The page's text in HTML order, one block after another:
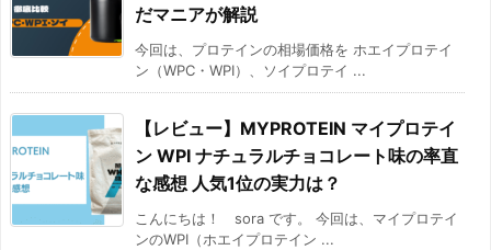
だマニアが解説
今回は、プロテインの相場価格を ホエイプロテイ
ン（WPC・WPI）、ソイプロテイ ...
【レビュー】MYPROTEIN マイプロテイ
ン WPI ナチュラルチョコレート味の率直
な感想 人気1位の実力は？
こんにちは！ sora です。 今回は、マイプロテイ
ンのWPI（ホエイプロテイン ...